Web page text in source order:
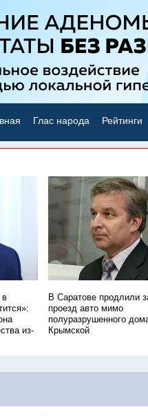
Глас народа Рейтинги
в
из-
В Саратове продлили
проезд авто мимо
полуразрушенного
Крымской